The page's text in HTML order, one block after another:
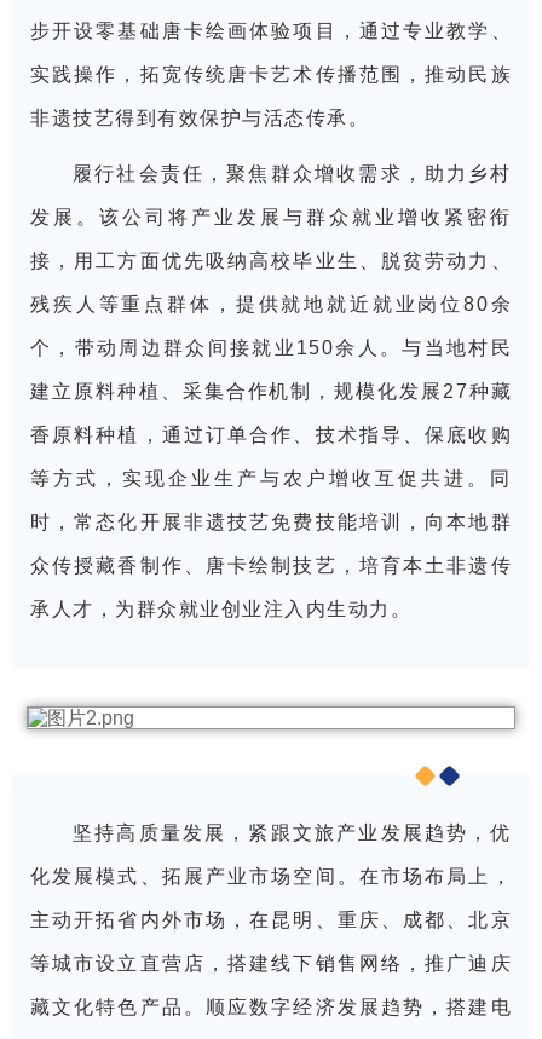
步开设零基础唐卡绘画体验项目，通过专业教学、
实践操作，拓宽传统唐卡艺术传播范围，推动民族
非遗技艺得到有效保护与活态传承。
履行社会责任，聚焦群众增收需求，助力乡村
发展。该公司将产业发展与群众就业增收紧密衔
接，用工方面优先吸纳高校毕业生、脱贫劳动力、
残疾人等重点群体，提供就地就近就业岗位80余
个，带动周边群众间接就业150余人。与当地村民
建立原料种植、采集合作机制，规模化发展27种藏
香原料种植，通过订单合作、技术指导、保底收购
等方式，实现企业生产与农户增收互促共进。同
时，常态化开展非遗技艺免费技能培训，向本地群
众传授藏香制作、唐卡绘制技艺，培育本土非遗传
承人才，为群众就业创业注入内生动力。
坚持高质量发展，紧跟文旅产业发展趋势，优
化发展模式、拓展产业市场空间。在市场布局上，
主动开拓省内外市场，在昆明、重庆、成都、北京
等城市设立直营店，搭建线下销售网络，推广迪庆
藏文化特色产品。顺应数字经济发展趋势，搭建电